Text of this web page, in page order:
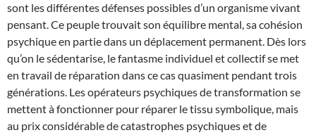
sont les différentes défenses possibles d’un organisme vivant
pensant. Ce peuple trouvait son équilibre mental, sa cohésion
psychique en partie dans un déplacement permanent. Dès lors
qu’on le sédentarise, le fantasme individuel et collectif se met
en travail de réparation dans ce cas quasiment pendant trois
générations. Les opérateurs psychiques de transformation se
mettent à fonctionner pour réparer le tissu symbolique, mais
au prix considérable de catastrophes psychiques et de